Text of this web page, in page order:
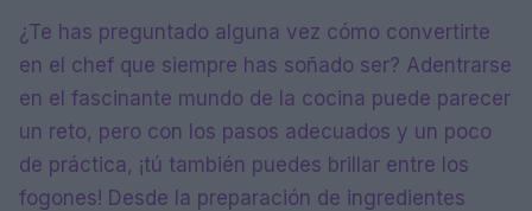
¿Te has preguntado alguna vez cómo convertirte
en el chef que siempre has soñado ser? Adentrarse
en el fascinante mundo de la cocina puede parecer
un reto, pero con los pasos adecuados y un poco
de práctica, ¡tú también puedes brillar entre los
fogones! Desde la preparación de ingredientes